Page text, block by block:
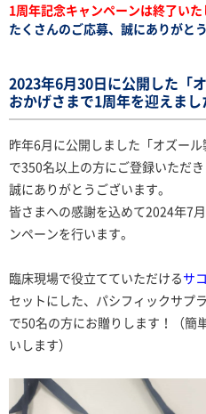
1周年記念キャンペーンは終了いた
たくさんのご応募、誠にありがと
2023年6月30日に公開した「
おかげさまで1周年を迎えまし
昨年6月に公開しました「オズー
で350名以上の方にご登録いただき
誠にありがとうございます。
皆さまへの感謝を込めて2024年7
ンペーンを行います。
臨床現場で役立てていただけるサ
セットにした、パシフィックサプ
で50名の方にお贈りします！（簡
いします）